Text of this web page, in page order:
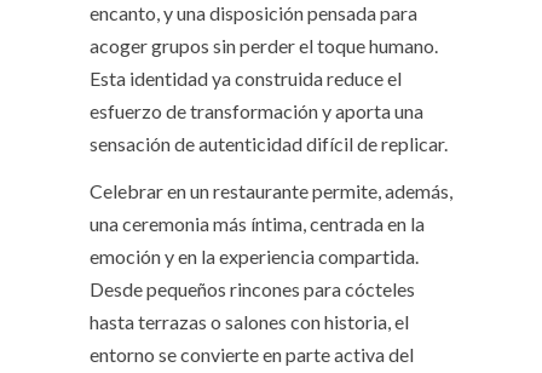
encanto, y una disposición pensada para
acoger grupos sin perder el toque humano.
Esta identidad ya construida reduce el
esfuerzo de transformación y aporta una
sensación de autenticidad difícil de replicar.
Celebrar en un restaurante permite, además,
una ceremonia más íntima, centrada en la
emoción y en la experiencia compartida.
Desde pequeños rincones para cócteles
hasta terrazas o salones con historia, el
entorno se convierte en parte activa del